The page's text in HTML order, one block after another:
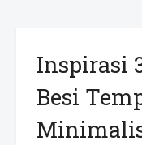
Inspirasi
Besi